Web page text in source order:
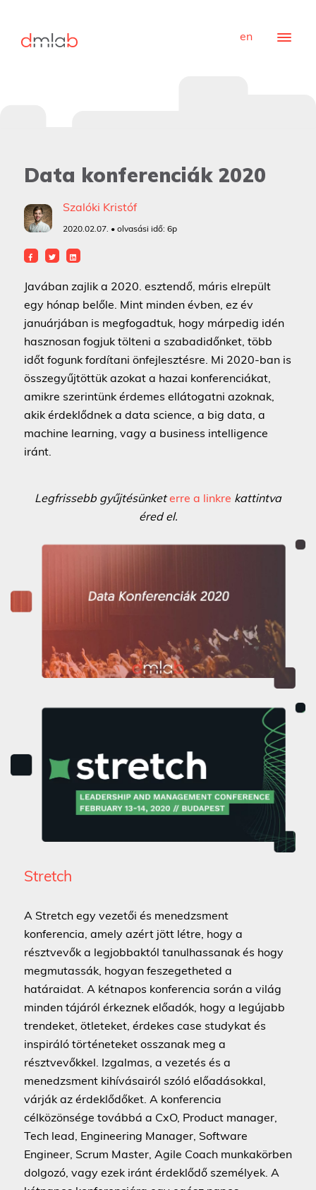
en
Data konferenciák 2020
Szalóki Kristóf
2020.02.07. • olvasási idő: 6p
Javában zajlik a 2020. esztendő, máris elrepült
egy hónap belőle. Mint minden évben, ez év
januárjában is megfogadtuk, hogy márpedig idén
hasznosan fogjuk tölteni a szabadidőnket, több
időt fogunk fordítani önfejlesztésre. Mi 2020-ban is
összegyűjtöttük azokat a hazai konferenciákat,
amikre szerintünk érdemes ellátogatni azoknak,
akik érdeklődnek a data science, a big data, a
machine learning, vagy a business intelligence
iránt.
Legfrissebb gyűjtésünketerre a linkre kattintva
éred el.
Stretch
A Stretch egy vezetői és menedzsment
konferencia, amely azért jött létre, hogy a
résztvevők a legjobbaktól tanulhassanak és hogy
megmutassák, hogyan feszegetheted a
határaidat. A kétnapos konferencia során a világ
minden tájáról érkeznek előadók, hogy a legújabb
trendeket, ötleteket, érdekes case studykat és
inspiráló történeteket osszanak meg a
résztvevőkkel. Izgalmas, a vezetés és a
menedzsment kihívásairól szóló előadásokkal,
várják az érdeklődőket. A konferencia
célközönsége továbbá a CxO, Product manager,
Tech lead, Engineering Manager, Software
Engineer, Scrum Master, Agile Coach munkakörben
dolgozó, vagy ezek iránt érdeklődő személyek. A